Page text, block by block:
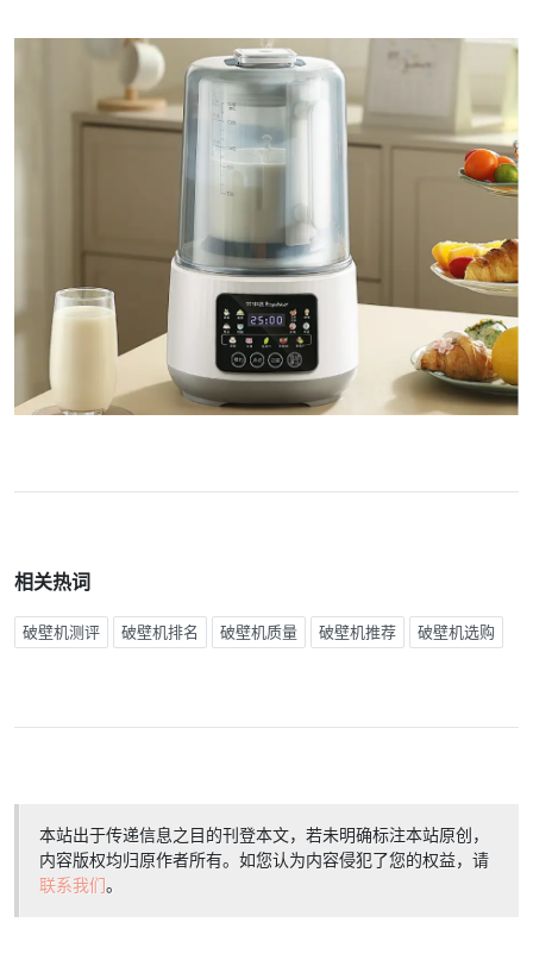
相关热词
破壁机测评 破壁机排名 破壁机质量 破壁机推荐 破壁机选购
本站出于传递信息之目的刊登本文，若未明确标注本站原创，
内容版权均归原作者所有。如您认为内容侵犯了您的权益，请
联系我们。